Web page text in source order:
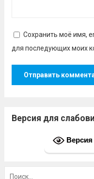
Сохранить моё имя,
для последующих моих
Версия для
Версия